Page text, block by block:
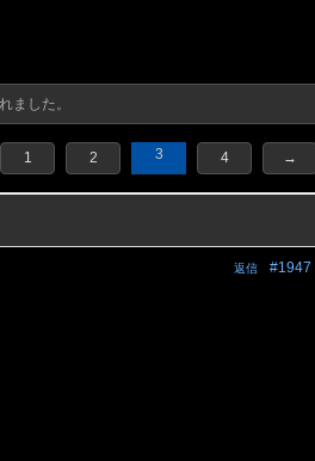
ました。
1 2 3 4 →
#1947
返信